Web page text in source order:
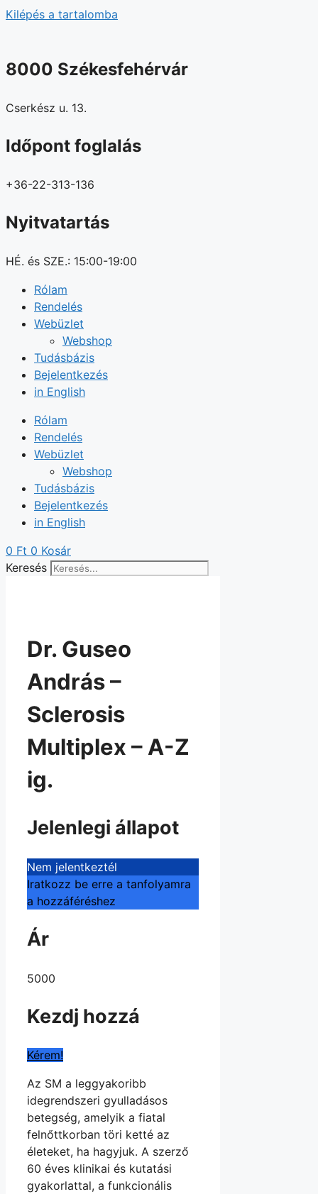
Kilépés a tartalomba
8000 Székesfehérvár
Cserkész u. 13.
Időpont foglalás
+36-22-313-136
Nyitvatartás
HÉ. és SZE.: 15:00-19:00
Rólam
Rendelés
Webüzlet
Webshop
Tudásbázis
Bejelentkezés
in English
Rólam
Rendelés
Webüzlet
Webshop
Tudásbázis
Bejelentkezés
in English
0 Ft 0 Kosár
Keresés
Dr. Guseo
András –
Sclerosis
Multiplex – A-Z
ig.
Jelenlegi állapot
Nem jelentkeztél
Iratkozz be erre a tanfolyamra
a hozzáféréshez
Ár
5000
Kezdj hozzá
Kérem!
Az SM a leggyakoribb
idegrendszeri gyulladásos
betegség, amelyik a fiatal
felnőttkorban töri ketté az
életeket, ha hagyjuk. A szerző
60 éves klinikai és kutatási
gyakorlattal, a funkcionális